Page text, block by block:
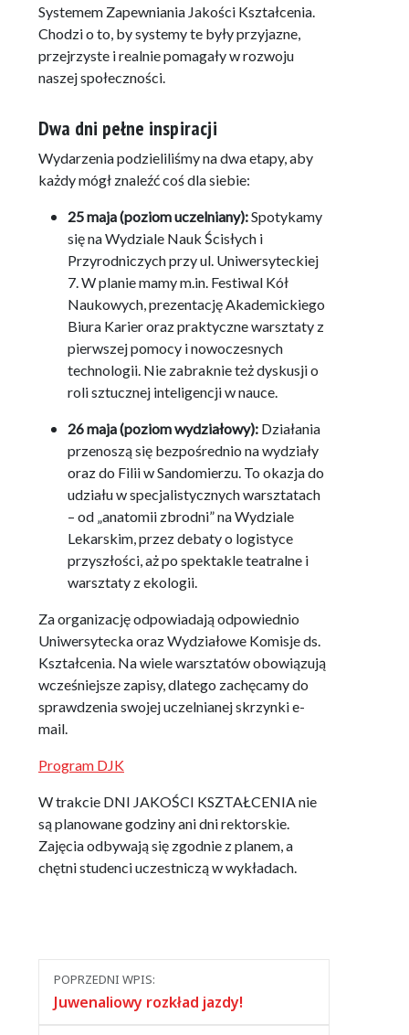
Systemem Zapewniania Jakości Kształcenia.
Chodzi o to, by systemy te były przyjazne,
przejrzyste i realnie pomagały w rozwoju
naszej społeczności.
Dwa dni pełne inspiracji
Wydarzenia podzieliliśmy na dwa etapy, aby
każdy mógł znaleźć coś dla siebie:
25 maja (poziom uczelniany):Spotykamy
się na Wydziale Nauk Ścisłych i
Przyrodniczych przy ul. Uniwersyteckiej
7. W planie mamy m.in. Festiwal Kół
Naukowych, prezentację Akademickiego
Biura Karier oraz praktyczne warsztaty z
pierwszej pomocy i nowoczesnych
technologii. Nie zabraknie też dyskusji o
roli sztucznej inteligencji w nauce.
26 maja (poziom wydziałowy): Działania
przenoszą się bezpośrednio na wydziały
oraz do Filii w Sandomierzu. To okazja do
udziału w specjalistycznych warsztatach
– od „anatomii zbrodni” na Wydziale
Lekarskim, przez debaty o logistyce
przyszłości, aż po spektakle teatralne i
warsztaty z ekologii.
Za organizację odpowiadają odpowiednio
Uniwersytecka oraz Wydziałowe Komisje ds.
Kształcenia. Na wiele warsztatów obowiązują
wcześniejsze zapisy, dlatego zachęcamy do
sprawdzenia swojej uczelnianej skrzynki e-
mail.
Program DJK
W trakcie DNI JAKOŚCI KSZTAŁCENIA nie
są planowane godziny ani dni rektorskie.
Zajęcia odbywają się zgodnie z planem, a
chętni studenci uczestniczą w wykładach.
Nawigacja
między
POPRZEDNI WPIS:
Juwenaliowy rozkład jazdy!